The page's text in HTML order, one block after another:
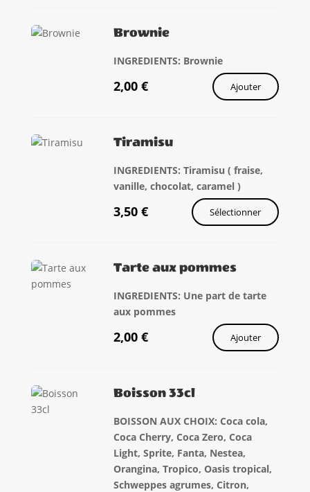
Brownie
INGREDIENTS: Brownie
2,00 € Ajouter
Tiramisu
INGREDIENTS: Tiramisu ( fraise,
vanille, chocolat, caramel )
3,50 € Sélectionner
Tarte aux pommes
INGREDIENTS: Une part de tarte
aux pommes
2,00 € Ajouter
Boisson 33cl
BOISSON AUX CHOIX: Coca cola,
Coca Cherry, Coca Zero, Coca
Light, Sprite, Fanta, Nestea,
Orangina, Tropico, Oasis tropical,
Schweppes agrumes, Citron,